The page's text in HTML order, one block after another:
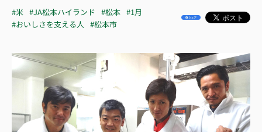
#米 #JA松本ハイランド #松本 #1月
#おいしさを支える人 #松本市